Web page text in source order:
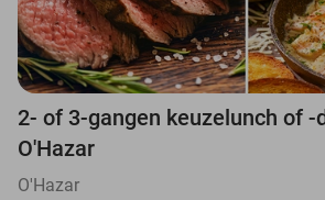
2- of 3-gangen keuzelunch of -
O'Hazar
O'Hazar